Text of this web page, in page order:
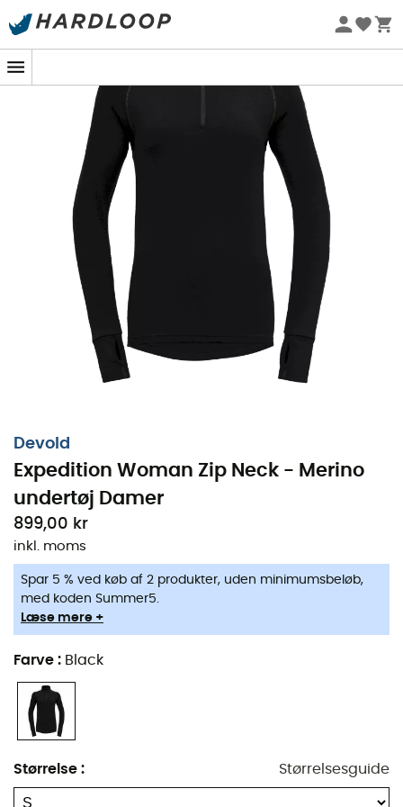
-5% Extra - Kode Summer5
Devold
Expedition Woman Zip Neck - Merino
undertøj Damer
899,00 kr
inkl. moms
Spar 5 % ved køb af 2 produkter, uden minimumsbeløb,
med koden Summer5.
Læse mere +
Farve : Black
Størrelse : Størrelsesguide